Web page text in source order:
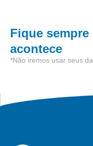
Fique
acontece
*Não iremos usar seus